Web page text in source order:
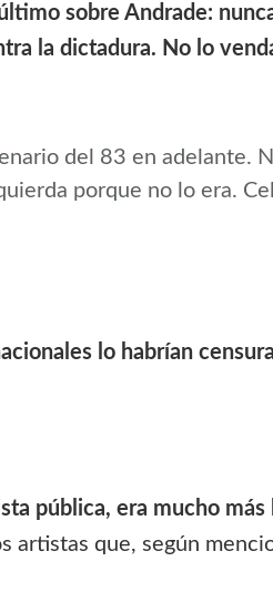
sobre Andrade:
la dictadura. No lo
del 83 en adelante.
porque no lo era.
lo habrían
pública, era mucho
artistas que, según